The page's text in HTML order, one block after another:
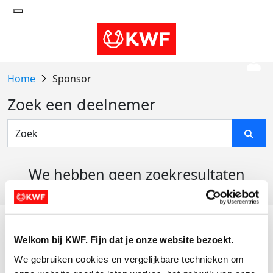
Welkom bij KWF. Fijn dat je onze website bezoekt.
We gebruiken cookies en vergelijkbare technieken om
Sponsor
Zoek een deelnemer
We hebben geen zoekresultaten
Actiematerialen
Evenementen